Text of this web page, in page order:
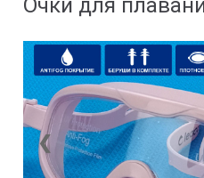
Очки для
❮